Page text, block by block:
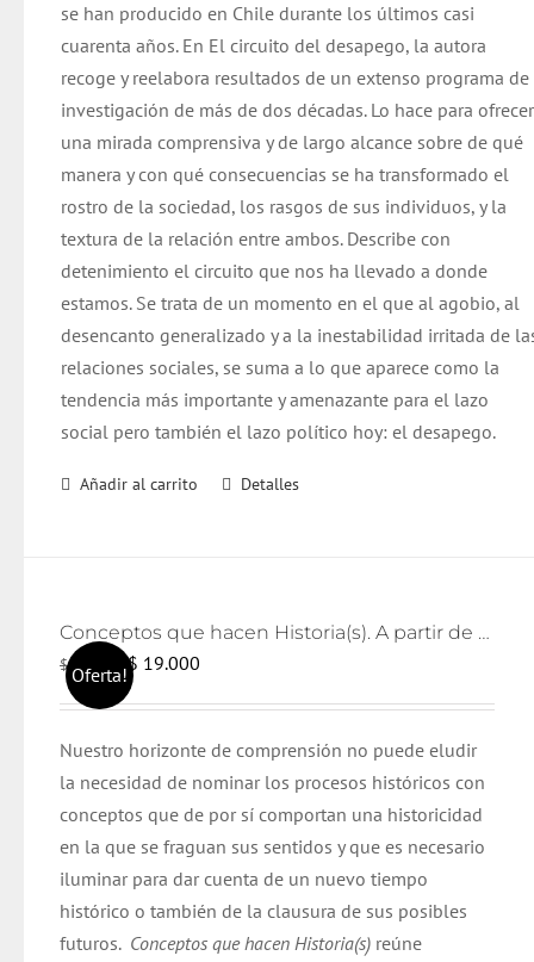
se han producido en Chile durante los últimos casi
cuarenta años. En El circuito del desapego, la autora
recoge y reelabora resultados de un extenso programa de
investigación de más de dos décadas. Lo hace para ofrecer
una mirada comprensiva y de largo alcance sobre de qué
manera y con qué consecuencias se ha transformado el
rostro de la sociedad, los rasgos de sus individuos, y la
textura de la relación entre ambos. Describe con
detenimiento el circuito que nos ha llevado a donde
estamos. Se trata de un momento en el que al agobio, al
desencanto generalizado y a la inestabilidad irritada de
relaciones sociales, se suma a lo que aparece como la
tendencia más importante y amenazante para el lazo
social pero también el lazo político hoy: el desapego.
Añadir al carrito Detalles
Oferta!
Conceptos que hacen Historia(s). A partir de Reinhart Koselleck
$21.000
El
precio
era:
$ 21.000.
$ 19.000
es:
$ 19.000.
Nuestro horizonte de comprensión no puede eludir
la necesidad de nominar los procesos históricos con
conceptos que de por sí comportan una historicidad
en la que se fraguan sus sentidos y que es necesario
iluminar para dar cuenta de un nuevo tiempo
histórico o también de la clausura de sus posibles
futuros. Conceptos que hacen Historia(s) reúne